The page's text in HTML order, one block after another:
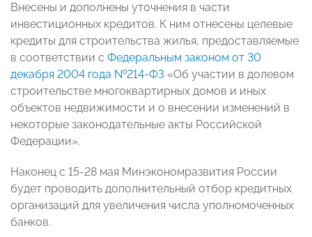
Внесены и дополнены уточнения в части
инвестиционных кредитов. К ним отнесены целевые
кредиты для строительства жилья, предоставляемые
в соответствии с Федеральным законом от 30
декабря 2004 года №214-ФЗ «Об участии в долевом
строительстве многоквартирных домов и иных
объектов недвижимости и о внесении изменений в
некоторые законодательные акты Российской
Федерации».
Наконец с 15-28 мая Минэкономразвития России
будет проводить дополнительный отбор кредитных
организаций для увеличения числа уполномоченных
банков.